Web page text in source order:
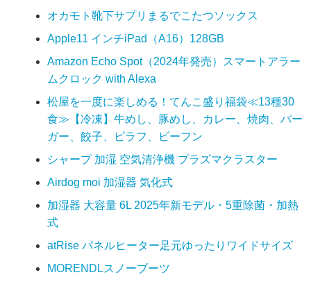
オカモト靴下サプリまるでこたつソックス
Apple11 インチiPad（A16）128GB
Amazon Echo Spot（2024年発売）スマートアラー
ムクロック with Alexa
松屋を一度に楽しめる！てんこ盛り福袋≪13種30
食≫【冷凍】牛めし、豚めし、カレー、焼肉、バー
ガー、餃子、ピラフ、ビーフン
シャープ 加湿 空気清浄機 プラズマクラスター
Airdog moi 加湿器 気化式
加湿器 大容量 6L 2025年新モデル・5重除菌・加熱
式
atRise パネルヒーター足元ゆったりワイドサイズ
MORENDLスノーブーツ